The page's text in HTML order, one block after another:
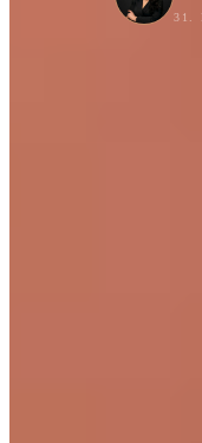
31.